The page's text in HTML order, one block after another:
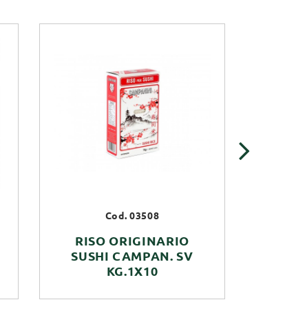
Cod. 03508
RISO ORIGINARIO
SUSHI CAMPAN. SV
KG.1X10